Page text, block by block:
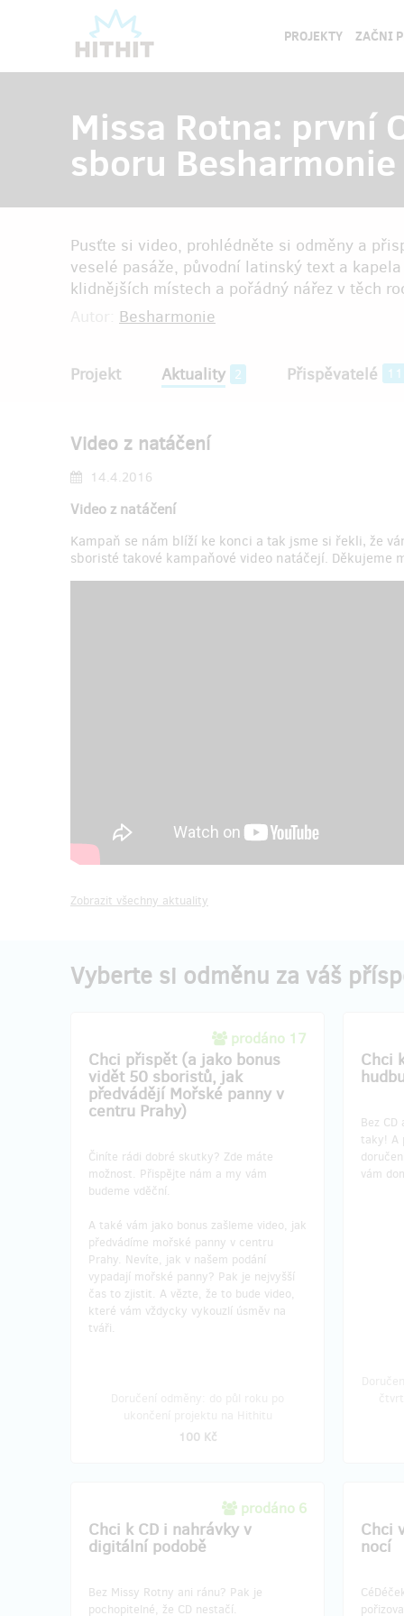
PROJEKTY ZAČNI
Missa Rotna: první
sboru Besharmonie
Pusťte si video, prohlédněte si odměny a
veselé pasáže, původní latinský text a
klidnějších místech a pořádný nářez v těch
Besharmonie
Projekt Aktuality 2 Přispěvatelé
Video z natáčení
14.4.2016
Video z natáčení
Kampaň se nám blíží ke konci a tak jsme si řekli, že
sboristé takové kampaňové video natáčejí.
Zobrazit všechny aktuality
Vyberte si odměnu za váš
prodáno 17
Chci přispět (a jako bonus
vidět 50 sboristů, jak
předvádějí Mořské panny v
centru Prahy)
Činíte rádi dobré skutky? Zde máte
možnost. Přispějte nám a my vám
budeme vděční.
A také vám jako bonus zašleme video, jak
předvádíme mořské panny v centru
Prahy. Nevíte, jak v našem podání
vypadají mořské panny? Pak je nejvyšší
čas to zjistit. A vězte, že to bude video,
které vám vždycky vykouzlí úsměv na
tváři.
100 Kč
Chci
Bez
taky! A
vám
prodáno 6
Chci k CD i nahrávky v
digitální podobě
Bez Missy Rotny ani ránu? Pak je
pochopitelné, že CD nestačí.
Chci
nocí